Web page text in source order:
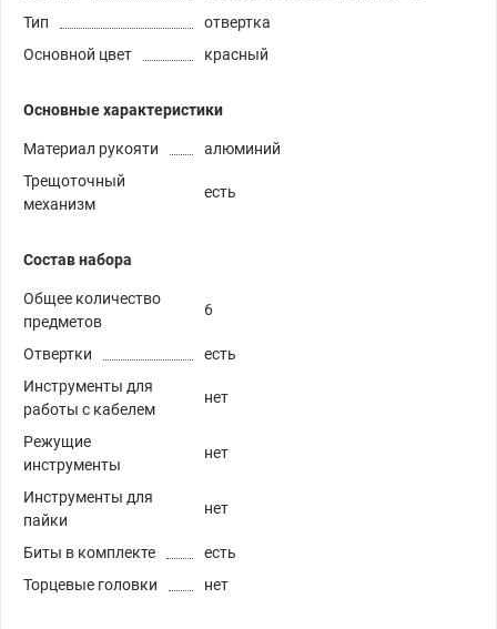
Тип
отвертка
Основной цвет
красный
Основные характеристики
Материал рукояти
алюминий
Трещоточный
механизм
есть
Состав набора
Общее количество
предметов
6
Отвертки
есть
Инструменты для
работы с кабелем
нет
Режущие
инструменты
нет
Инструменты для
пайки
нет
Биты в комплекте
есть
Торцевые головки
нет